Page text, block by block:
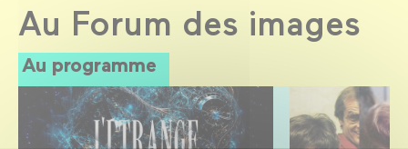
Au Forum des images
Au programme